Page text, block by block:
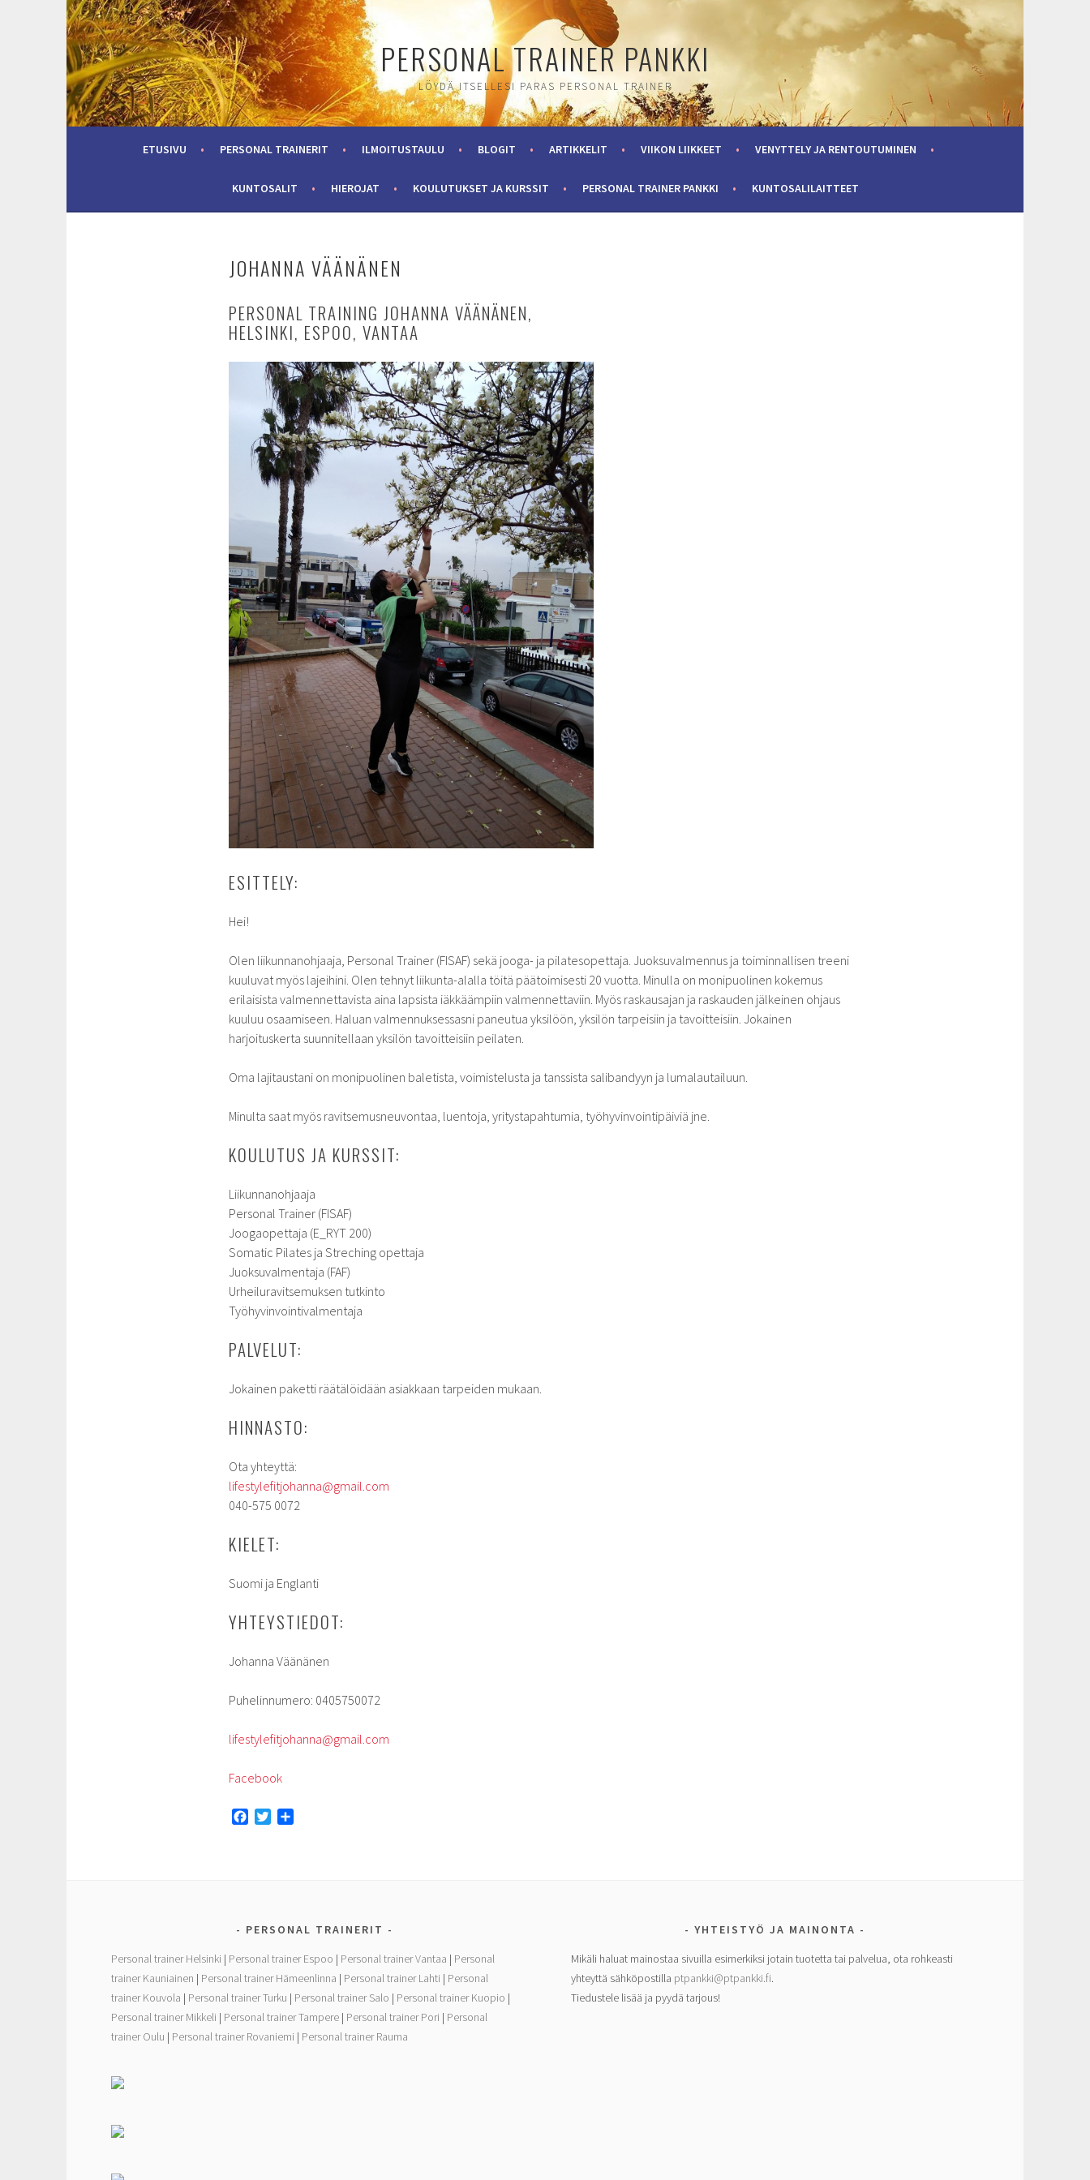
Skip
to
content
PERSONAL TRAINER PANKKI
LÖYDÄ ITSELLESI PARAS PERSONAL TRAINER
ETUSIVU PERSONAL TRAINERIT ILMOITUSTAULU BLOGIT ARTIKKELIT VIIKON LIIKKEET VENYTTELY JA RENTOUTUMINEN
KUNTOSALIT HIEROJAT KOULUTUKSET JA KURSSIT PERSONAL TRAINER PANKKI KUNTOSALILAITTEET
JOHANNA VÄÄNÄNEN
PERSONAL TRAINING JOHANNA VÄÄNÄNEN,
HELSINKI, ESPOO, VANTAA
ESITTELY:
Hei!
Olen liikunnanohjaaja, Personal Trainer (FISAF) sekä jooga- ja pilatesopettaja. Juoksuvalmennus ja toiminnallisen treeni
kuuluvat myös lajeihini. Olen tehnyt liikunta-alalla töitä päätoimisesti 20 vuotta. Minulla on monipuolinen kokemus
erilaisista valmennettavista aina lapsista iäkkäämpiin valmennettaviin. Myös raskausajan ja raskauden jälkeinen ohjaus
kuuluu osaamiseen. Haluan valmennuksessasni paneutua yksilöön, yksilön tarpeisiin ja tavoitteisiin. Jokainen
harjoituskerta suunnitellaan yksilön tavoitteisiin peilaten.
Oma lajitaustani on monipuolinen baletista, voimistelusta ja tanssista salibandyyn ja lumalautailuun.
Minulta saat myös ravitsemusneuvontaa, luentoja, yritystapahtumia, työhyvinvointipäiviä jne.
KOULUTUS JA KURSSIT:
Liikunnanohjaaja
Personal Trainer (FISAF)
Joogaopettaja (E_RYT 200)
Somatic Pilates ja Streching opettaja
Juoksuvalmentaja (FAF)
Urheiluravitsemuksen tutkinto
Työhyvinvointivalmentaja
PALVELUT:
Jokainen paketti räätälöidään asiakkaan tarpeiden mukaan.
HINNASTO:
Ota yhteyttä:
lifestylefitjohanna@gmail.com
040-575 0072
KIELET:
Suomi ja Englanti
YHTEYSTIEDOT:
Johanna Väänänen
Puhelinnumero: 0405750072
lifestylefitjohanna@gmail.com
Facebook
k
PERSONAL TRAINERIT
Personal trainer Helsinki | Personal trainer Espoo | Personal trainer Vantaa | Personal
trainer Kauniainen | Personal trainer Hämeenlinna | Personal trainer Lahti | Personal
trainer Kouvola | Personal trainer Turku | Personal trainer Salo | Personal trainer Kuopio |
Personal trainer Mikkeli | Personal trainer Tampere| Personal trainer Pori | Personal
trainer Oulu | Personal trainer Rovaniemi | Personal trainer Rauma
YHTEISTYÖ JA MAINONTA
Mikäli haluat mainostaa sivuilla esimerkiksi jotain tuotetta tai palvelua, ota rohkeasti
yhteyttä sähköpostilla ptpankki@ptpankki.fi.
Tiedustele lisää ja pyydä tarjous!